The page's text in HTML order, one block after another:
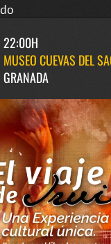
22:00H
MUSEO CUEVAS DEL
GRANADA